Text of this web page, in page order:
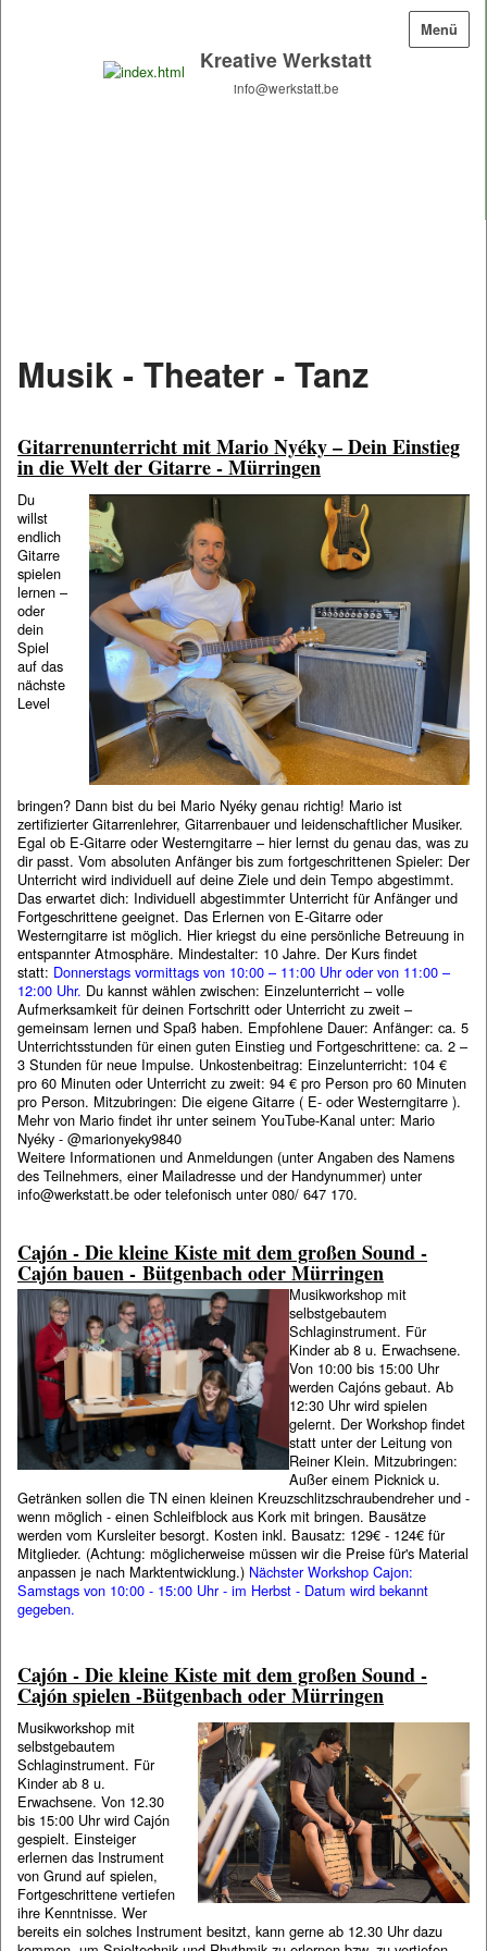
Menü
Kreative Werkstatt
info@werkstatt.be
Musik - Theater - Tanz
Gitarrenunterricht mit Mario Nyéky – Dein Einstieg
in die Welt der Gitarre - Mürringen
Du
willst
endlich
Gitarre
spielen
lernen –
oder
dein
Spiel
auf das
nächste
Level
bringen? Dann bist du bei Mario Nyéky genau richtig! Mario ist
zertifizierter Gitarrenlehrer, Gitarrenbauer und leidenschaftlicher Musiker.
Egal ob E-Gitarre oder Westerngitarre – hier lernst du genau das, was zu
dir passt. Vom absoluten Anfänger bis zum fortgeschrittenen Spieler: Der
Unterricht wird individuell auf deine Ziele und dein Tempo abgestimmt.
Das erwartet dich: Individuell abgestimmter Unterricht für Anfänger und
Fortgeschrittene geeignet. Das Erlernen von E-Gitarre oder
Westerngitarre ist möglich. Hier kriegst du eine persönliche Betreuung in
entspannter Atmosphäre. Mindestalter: 10 Jahre. Der Kurs findet
statt: Donnerstags vormittags von 10:00 – 11:00 Uhr oder von 11:00 –
12:00 Uhr. Du kannst wählen zwischen: Einzelunterricht – volle
Aufmerksamkeit für deinen Fortschritt oder Unterricht zu zweit –
gemeinsam lernen und Spaß haben. Empfohlene Dauer: Anfänger: ca. 5
Unterrichtsstunden für einen guten Einstieg und Fortgeschrittene: ca. 2 –
3 Stunden für neue Impulse. Unkostenbeitrag: Einzelunterricht: 104 €
pro 60 Minuten oder Unterricht zu zweit: 94 € pro Person pro 60 Minuten
pro Person. Mitzubringen: Die eigene Gitarre ( E- oder Westerngitarre ).
Mehr von Mario findet ihr unter seinem YouTube-Kanal unter: Mario
Nyéky - @marionyeky9840
Weitere Informationen und Anmeldungen (unter Angaben des Namens
des Teilnehmers, einer Mailadresse und der Handynummer) unter
info@werkstatt.be oder telefonisch unter 080/ 647 170.
Cajón - Die kleine Kiste mit dem großen Sound -
Cajón bauen - Bütgenbach oder Mürringen
Musikworkshop mit
selbstgebautem
Schlaginstrument. Für
Kinder ab 8 u. Erwachsene.
Von 10:00 bis 15:00 Uhr
werden Cajóns gebaut. Ab
12:30 Uhr wird spielen
gelernt. Der Workshop findet
statt unter der Leitung von
Reiner Klein. Mitzubringen:
Außer einem Picknick u.
Getränken sollen die TN einen kleinen Kreuzschlitzschraubendreher und -
wenn möglich - einen Schleifblock aus Kork mit bringen. Bausätze
werden vom Kursleiter besorgt. Kosten inkl. Bausatz: 129€ - 124€ für
Mitglieder. (Achtung: möglicherweise müssen wir die Preise für's Material
anpassen je nach Marktentwicklung.) Nächster Workshop Cajon:
Samstags von 10:00 - 15:00 Uhr - im Herbst - Datum wird bekannt
gegeben.
Cajón - Die kleine Kiste mit dem großen Sound -
Cajón spielen -Bütgenbach oder Mürringen
Musikworkshop mit
selbstgebautem
Schlaginstrument. Für
Kinder ab 8 u.
Erwachsene. Von 12.30
bis 15:00 Uhr wird Cajón
gespielt. Einsteiger
erlernen das Instrument
von Grund auf spielen,
Fortgeschrittene vertiefen
ihre Kenntnisse. Wer
bereits ein solches Instrument besitzt, kann gerne ab 12.30 Uhr dazu